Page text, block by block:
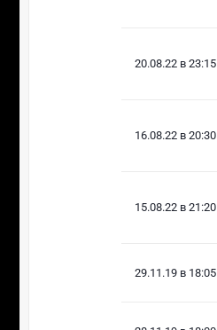
20.08.22 в 23:15
16.08.22 в 20:30
15.08.22 в 21:20
29.11.19 в 18:05